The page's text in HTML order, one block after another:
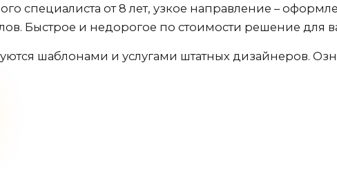
специалиста от 8 лет, узкое направление –
Быстрое и недорогое по стоимости решение для
шаблонами и услугами штатных дизайнеров.